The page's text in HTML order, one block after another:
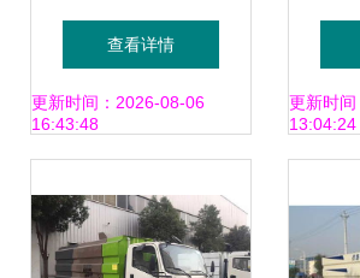
是没开多久的
查看详情
更新时间：2026-08-06
16:43:48
无
开
更新时
13:04:24